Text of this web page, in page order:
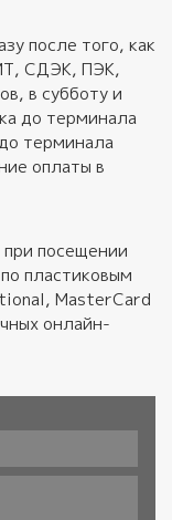
после того, как
СДЭК, ПЭК,
в субботу и
до терминала
терминала
оплаты в
посещении
пластиковым
MasterCard
онлайн-